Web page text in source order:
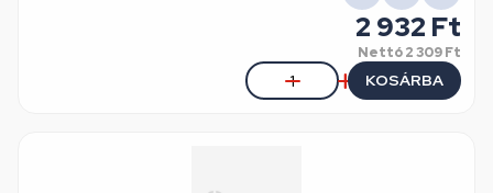
2 932 Ft
Nettó2 309 Ft
KOSÁRBA